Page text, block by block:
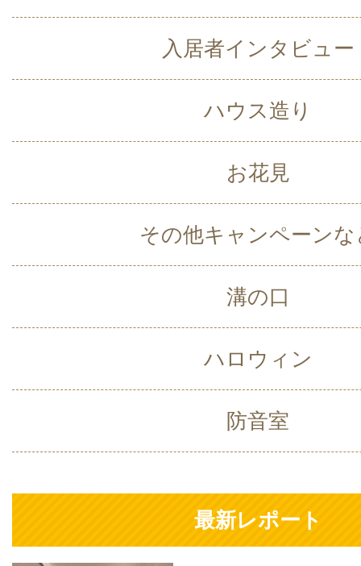
入居者インタビュー
ハウス造り
お花見
その他キャンペーンな
溝の口
ハロウィン
防音室
最新レポート